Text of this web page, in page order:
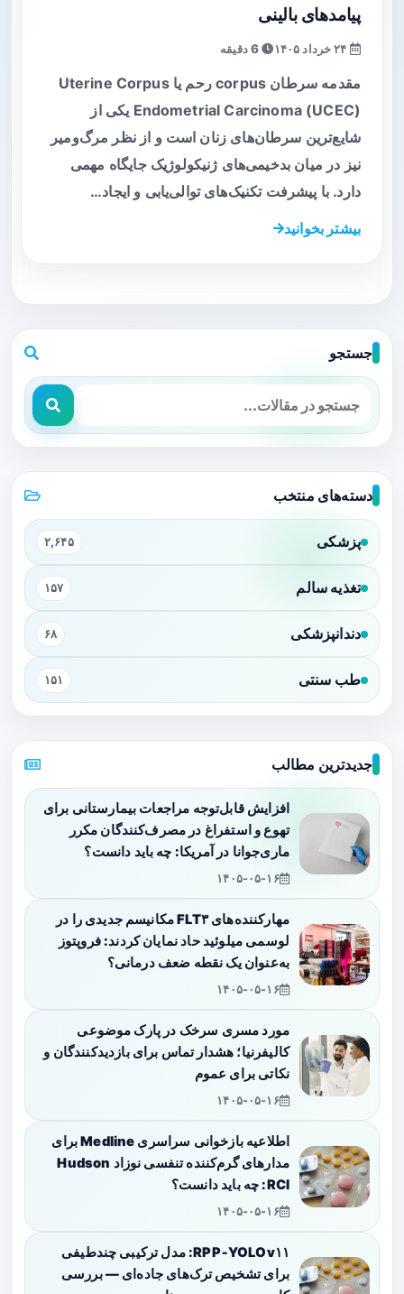
پیامدهای بالینی
6 دقیقه
مقدمه سرطان corpus رحم یا Uterine Corpus
Endometrial Carcinoma (UCEC) یکی از
شایع‌ترین سرطان‌های زنان است و از نظر مرگ‌ومیر
نیز در میان بدخیمی‌های ژنیکولوژیک جایگاه مهمی
دارد. با پیشرفت تکنیک‌های توالی‌یابی و ایجاد…
بیشتر بخوانید
جستجو
دسته‌های منتخب
پزشکی ۲,۶۴۵
تغذیه سالم ۱۵۷
دندانپزشکی ۶۸
طب سنتی ۱۵۱
جدیدترین مطالب
افزایش قابل‌توجه مراجعات بیمارستانی برای
تهوع و استفراغ در مصرف‌کنندگان مکرر
ماری‌جوانا در آمریکا: چه باید دانست؟
۱۴۰۵-۰۵-۱۶
مهارکننده‌های FLT۳ مکانیسم جدیدی را در
لوسمی میلوئید حاد نمایان کردند: فروپتوز
به‌عنوان یک نقطه ضعف درمانی؟
۱۴۰۵-۰۵-۱۶
مورد مسری سرخک در پارک موضوعی
کالیفرنیا؛ هشدار تماس برای بازدیدکنندگان و
نکاتی برای عموم
۱۴۰۵-۰۵-۱۶
اطلاعیه بازخوانی سراسری Medline برای
مدارهای گرم‌کننده تنفسی نوزاد Hudson
RCI: چه باید دانست؟
۱۴۰۵-۰۵-۱۶
RPP‑YOLOv۱۱: مدل ترکیبی چندطیفی
برای تشخیص ترک‌های جاده‌ای — بررسی